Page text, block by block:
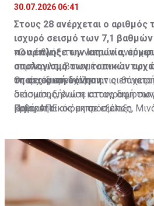
30.07.2026 06:41
Στους 28 ανέρχεται ο
ισχυρό σεισμό των 7,1 βαθμών
που έπληξε την Ιαπωνία,
απολογισμό των τοπικών
τη σεισμική δόνηση.
«Ο αριθμός των νεκρών
συμπεριλαμβανομένων και των
οποίες διερευνάται αν οι
σεισμό», δήλωσε στους
κυβερνητικός εκπρόσωπος,
Οι αρχές συνεχίζουν τις
διάσωσης, ενώ η καταγραφή των
βρίσκεται ακόμη σε εξέλιξη.
Πηγή: ΑΠΕ